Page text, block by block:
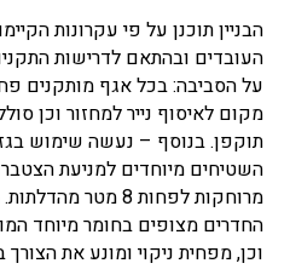
הבניין תוכנן על פי עקרונות
העובדים ובהתאם לדרישות
על הסביבה: בכל אגף מותקנים
מקום לאיסוף נייר למחזור וכן
תוקפן. בנוסף – נעשה שימוש
השטיחים מיוחדים למניעת
מרוחקות לפחות 8
החדרים מצופים בחומר מיוחד
וכן, מפחית ניקוי ומונע את